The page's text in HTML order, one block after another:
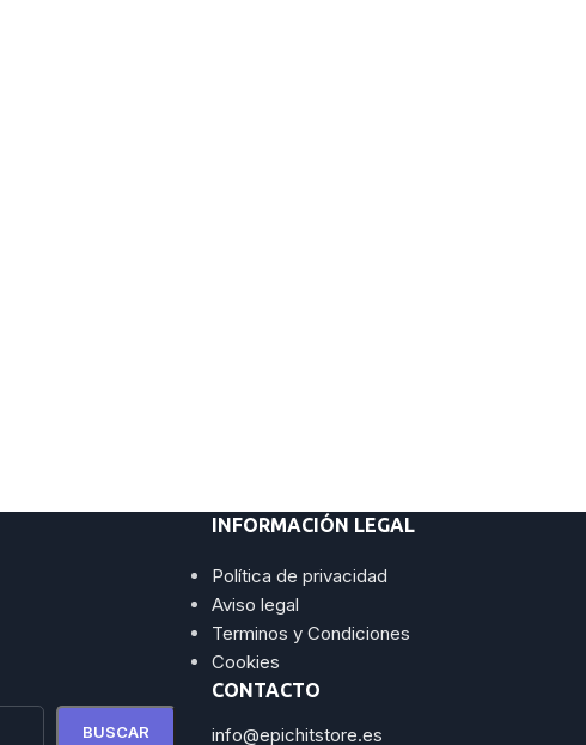
BUSCAR
INFORMACIÓN LEGAL
Política de privacidad
Aviso legal
Terminos y Condiciones
Cookies
CONTACTO
info@epichitstore.es